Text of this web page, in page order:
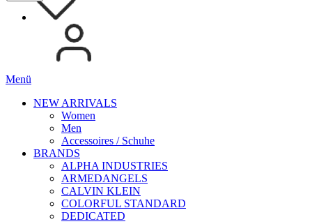
Menü
NEW ARRIVALS
Women
Men
Accessoires / Schuhe
BRANDS
ALPHA INDUSTRIES
ARMEDANGELS
CALVIN KLEIN
COLORFUL STANDARD
DEDICATED